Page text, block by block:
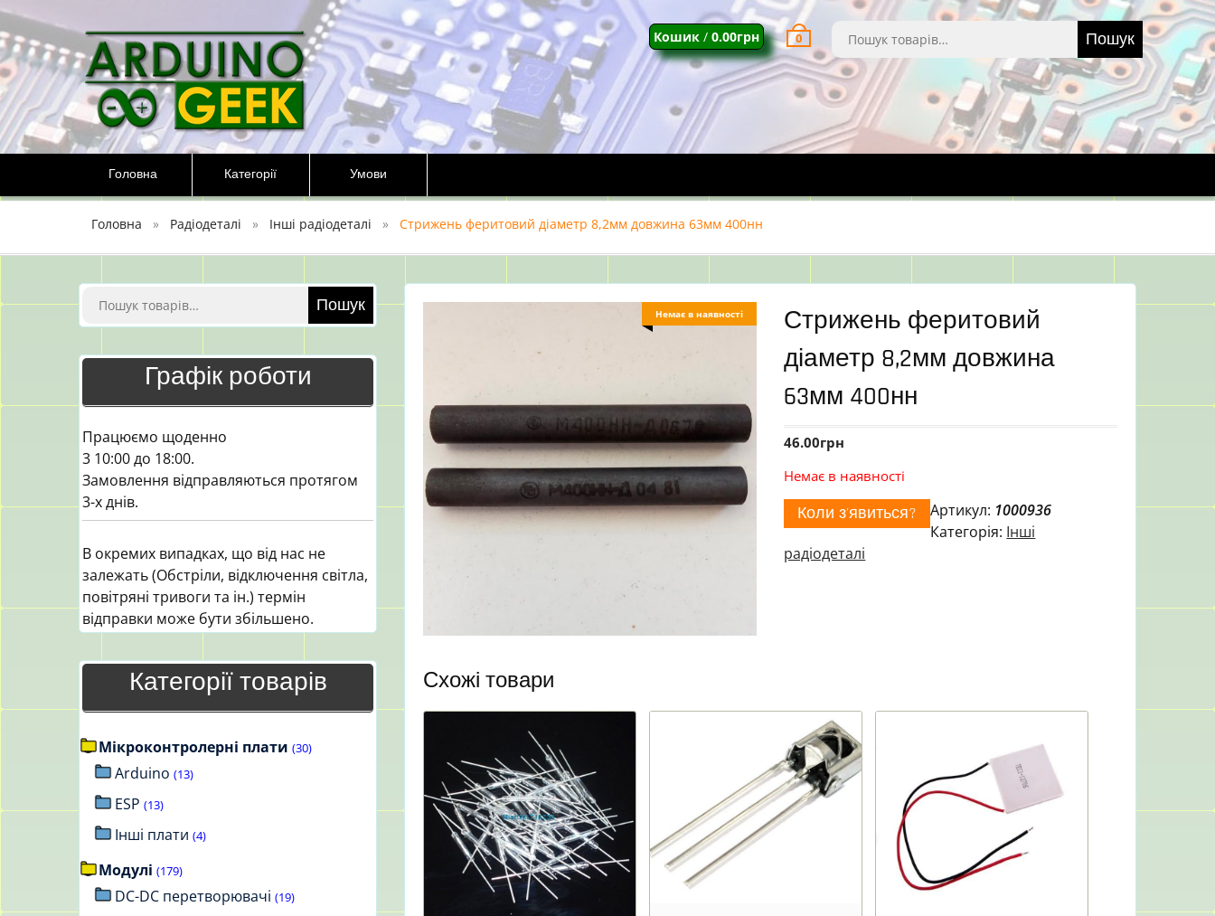
Перейти
до
вмісту
Шукати: Пошук
Кошик / 0.00грн 0
Головна Категорії Умови
Головна Радіодеталі Інші радіодеталі Стрижень феритовий діаметр 8,2мм довжина 63мм 400нн
Немає в наявності
Стрижень феритовий
діаметр 8,2мм довжина
63мм 400нн
46.00грн
Немає в наявності
Коли з'явиться? Артикул: 1000936
Категорія: Інші
радіодеталі
Схожі товари
Шукати: Пошук
Графік роботи
Працюємо щоденно
3 10:00 до 18:00.
Замовлення відправляються протягом
3-х днів.
В окремих випадках, що від нас не
залежать (Обстріли, відключення світла,
повітряні тривоги та ін.) термін
відправки може бути збільшено.
Категорії товарів
Мікроконтролерні плати (30)
Arduino (13)
ESP (13)
Інші плати (4)
Модулі (179)
DC-DC перетворювачі (19)